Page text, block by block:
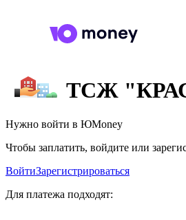
ТСЖ
Нужно войти в ЮMoney
Чтобы заплатить, войдите или
ВойтиЗарегистрироваться
Для платежа подходят: